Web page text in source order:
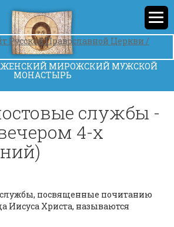
МИРОЖСКИЙ МУЖСКОЙ
МОНАСТЫРЬ
службы -
4-х
посвященные почитанию
Иисуса Христа, называются